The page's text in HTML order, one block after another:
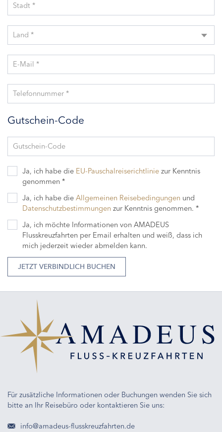
Stadt *
Land *
E-Mail *
Telefonnummer *
Gutschein-Code
Gutschein-Code
Ja, ich habe die EU-Pauschalreiserichtlinie zur Kenntnis
genommen *
Ja, ich habe die Allgemeinen Reisebedingungen und
Datenschutzbestimmungen zur Kenntnis genommen. *
Ja, ich möchte Informationen von AMADEUS
Flusskreuzfahrten per Email erhalten und weiß, dass ich
mich jederzeit wieder abmelden kann.
JETZT VERBINDLICH BUCHEN
Für zusätzliche Informationen oder Buchungen wenden Sie sich
bitte an Ihr Reisebüro oder kontaktieren Sie uns:
info@amadeus-flusskreuzfahrten.de